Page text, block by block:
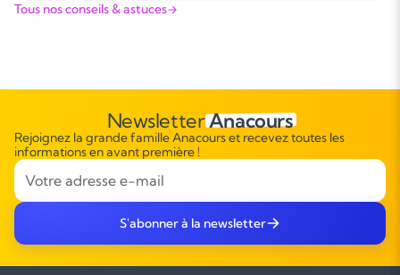
Tous nos conseils & astuces
NewsletterAnacours
Rejoignez la grande famille Anacours et recevez toutes les
informations en avant première !
S'abonner à la newsletter